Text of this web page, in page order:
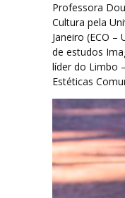
Professora
Cultura pela
Janeiro (ECO –
de estudos
líder do Limbo
Estéticas